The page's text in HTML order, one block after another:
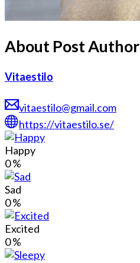
About Post Author
Vitaestilo
vitaestilo@gmail.com
https://vitaestilo.se/
Happy
0%
Sad
0%
Excited
0%